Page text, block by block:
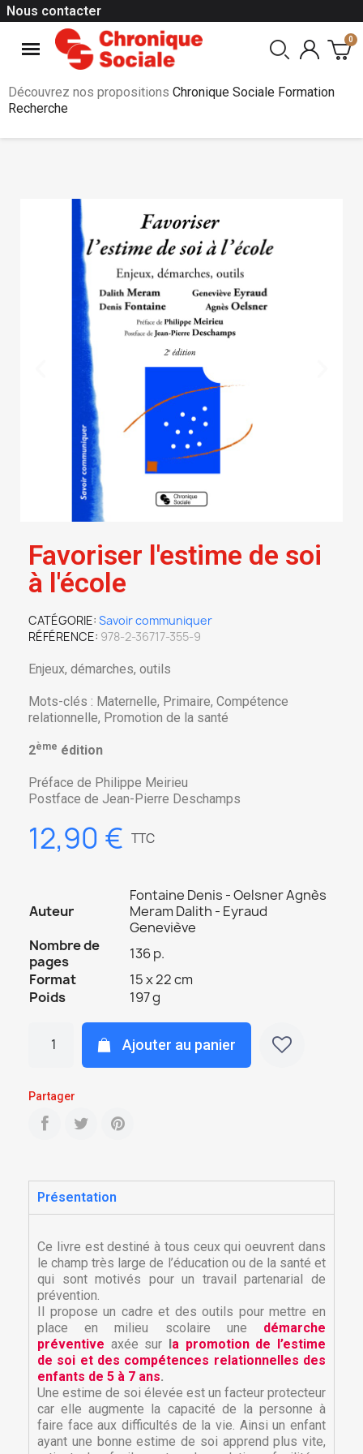
Nous contacter
Découvrez nos propositions Chronique Sociale Formation
Recherche
Favoriser l'estime de soi
à l'école
CATÉGORIE Savoir communiquer
RÉFÉRENCE 978-2-36717-355-9
Enjeux, démarches, outils
Mots-clés : Maternelle, Primaire, Compétence
relationnelle, Promotion de la santé
2ème édition
Préface de Philippe Meirieu
Postface de Jean-Pierre Deschamps
12,90 € TTC
Auteur
Fontaine Denis - Oelsner Agnès
Meram Dalith - Eyraud
Geneviève
Nombre de
pages
136 p.
Format
15 x 22 cm
Poids
197 g
Ajouter au panier
Partager
Présentation
Ce livre est destiné à tous ceux qui oeuvrent dans
le champ très large de l’éducation ou de la santé et
qui sont motivés pour un travail partenarial de
prévention.
Il propose un cadre et des outils pour mettre en
place en milieu scolaire une démarche
préventive axée sur la promotion de l’estime
de soi et des compétences relationnelles des
enfants de 5 à 7 ans.
Une estime de soi élevée est un facteur protecteur
car elle augmente la capacité de la personne à
faire face aux difficultés de la vie. Ainsi un enfant
ayant une bonne estime de soi apprend plus vite,